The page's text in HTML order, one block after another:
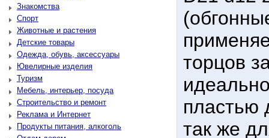
Знакомства
Спорт
Животные и растения
Детские товары
Одежда, обувь, аксессуары
Ювелирные изделия
Туризм
Мебель, интерьер, посуда
Строительство и ремонт
Реклама и Интернет
Продукты питания, алкоголь
торцов
пластью
так же